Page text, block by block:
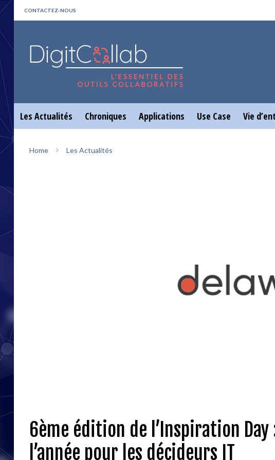
CONTACTEZ-NOUS
Les Actualités Chroniques Applications Use Case Vie
Home Les Actualités
6ème édition de l’Inspiration Day
l’année pour les décideurs IT